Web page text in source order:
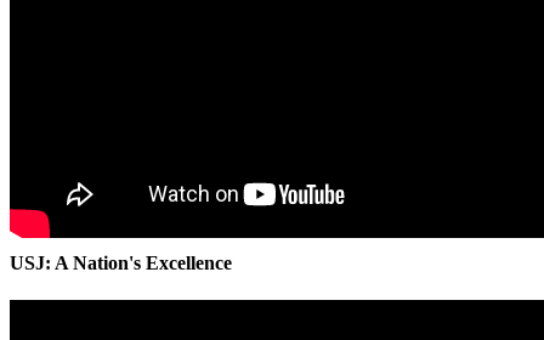
USJ: A Nation's Excellence